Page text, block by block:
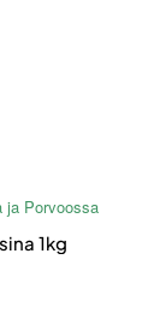
ja Porvoossa
1kg